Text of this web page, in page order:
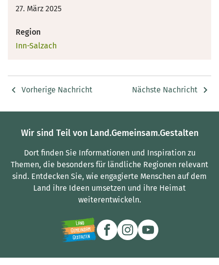
27. März 2025
Region
Inn-Salzach
Vorherige Nachricht Nächste Nachricht
Wir sind Teil von Land.Gemeinsam.Gestalten
Dort finden Sie Informationen und Inspiration zu
Themen, die besonders für ländliche Regionen relevant
sind. Entdecken Sie, wie engagierte Menschen auf dem
Land ihre Ideen umsetzen und ihre Heimat
weiterentwickeln.